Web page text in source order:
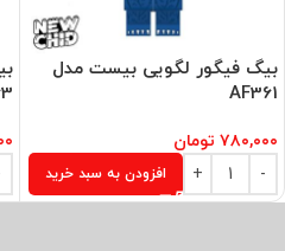
بیگ فیگور لگویی بیست مدل
AF361
۷۸۰,۰۰۰ تومان
افزودن به سبد خرید